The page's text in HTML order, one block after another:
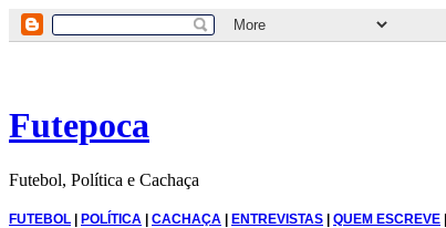
Futepoca
Futebol, Política e Cachaça
FUTEBOL | POLÍTICA | CACHAÇA | ENTREVISTAS | QUEM ESCREVE |